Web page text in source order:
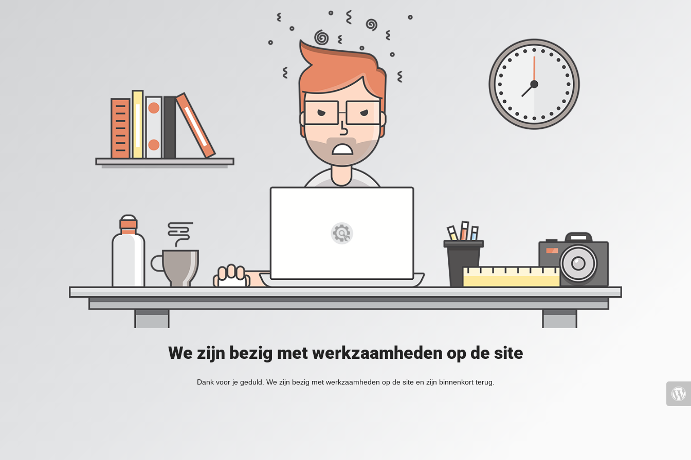
We zijn bezig met werkzaamheden op de site
Dank voor je geduld. We zijn bezig met werkzaamheden op de site en zijn binnenkort terug.